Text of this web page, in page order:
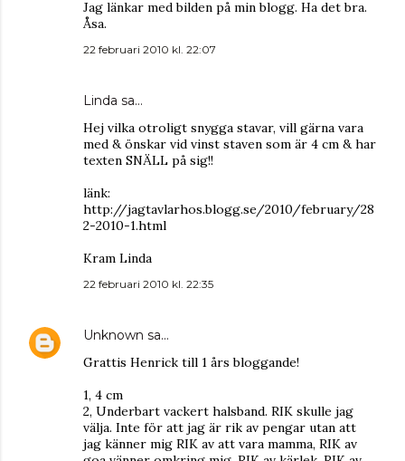
Jag länkar med bilden på min blogg. Ha det bra.
Åsa.
22 februari 2010 kl. 22:07
Linda sa…
Hej vilka otroligt snygga stavar, vill gärna vara
med & önskar vid vinst staven som är 4 cm & har
texten SNÄLL på sig!!
länk:
http://jagtavlarhos.blogg.se/2010/february/28
2-2010-1.html
Kram Linda
22 februari 2010 kl. 22:35
Unknown sa…
Grattis Henrick till 1 års bloggande!
1, 4 cm
2, Underbart vackert halsband. RIK skulle jag
välja. Inte för att jag är rik av pengar utan att
jag känner mig RIK av att vara mamma, RIK av